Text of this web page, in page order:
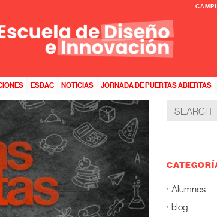
ESDAC NOTICIAS JORNADA DE PUERTAS ABIERTAS
Alumnos
blog